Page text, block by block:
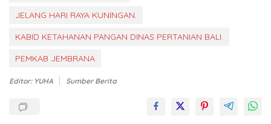
JELANG HARI RAYA KUNINGAN.
KABID KETAHANAN PANGAN DINAS PERTANIAN BALI.
PEMKAB JEMBRANA
Editor: YUHA Sumber Berita